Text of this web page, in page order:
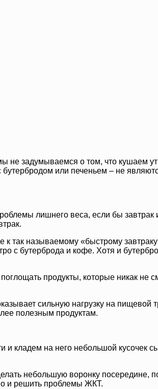
не задумываемся о том, что кушаем
или печеньем – не
лишнего веса, если бы завтрак
так называемому «быстрому
с бутерброда и кофе. Хотя и
продукты, которые никак не
сильную нагрузку на пищевой
полезным продуктам.
и кладем на него небольшой кусочек
небольшую воронку посередине,
и решить проблемы ЖКТ.